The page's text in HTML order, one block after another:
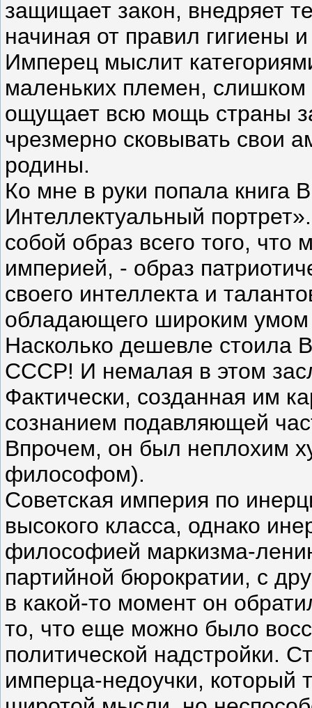
защищает закон, внедряет
начиная от правил гигиены
Имперец мыслит
маленьких племен, слишком
ощущает всю мощь страны
чрезмерно сковывать свои
родины.
Ко мне в руки попала книга
Интеллектуальный
собой образ всего того,
империей, - образ
своего интеллекта и
обладающего широким умом
Насколько дешевле стоила
СССР! И немалая в этом
Фактически, созданная им
сознанием подавляющей
Впрочем, он был неплохим
философом).
Советская империя по
высокого класса, однако
философией маркизма-
партийной бюрократии, с
в какой-то момент он
то, что еще можно было
политической надстройки.
имперца-недоучки,